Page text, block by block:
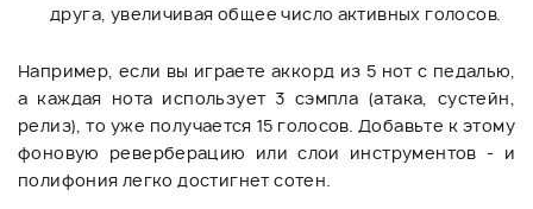
друга, увеличивая общее число активных голосов.
Например, если вы играете аккорд из 5 нот с педалью,
а каждая нота использует 3 сэмпла (атака, сустейн,
релиз), то уже получается 15 голосов. Добавьте к этому
фоновую реверберацию или слои инструментов - и
полифония легко достигнет сотен.